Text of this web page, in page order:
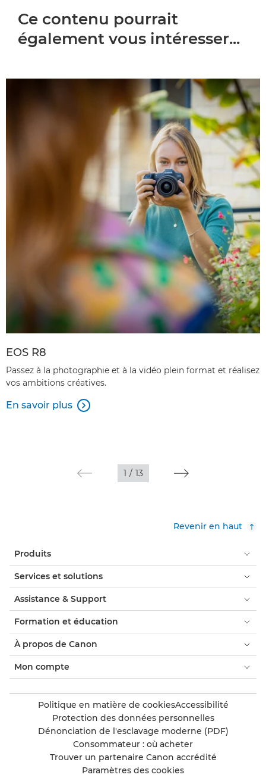
Ce contenu pourrait
également vous intéresser...
EOS R8
Passez à la photographie et à la vidéo plein format et réalisez
vos ambitions créatives.
En savoir plus 
1 / 13
Revenir en haut
Produits
Services et solutions
Assistance & Support
Formation et éducation
À propos de Canon
Mon compte
Politique en matière de cookiesAccessibilité
Protection des données personnelles
Dénonciation de l'esclavage moderne (PDF)
Consommateur : où acheter
Trouver un partenaire Canon accrédité
Paramètres des cookies